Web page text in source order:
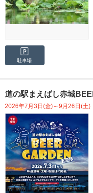
駐車場
道の駅まえばし赤城
2026年7月3日(金)～9月26日(土)